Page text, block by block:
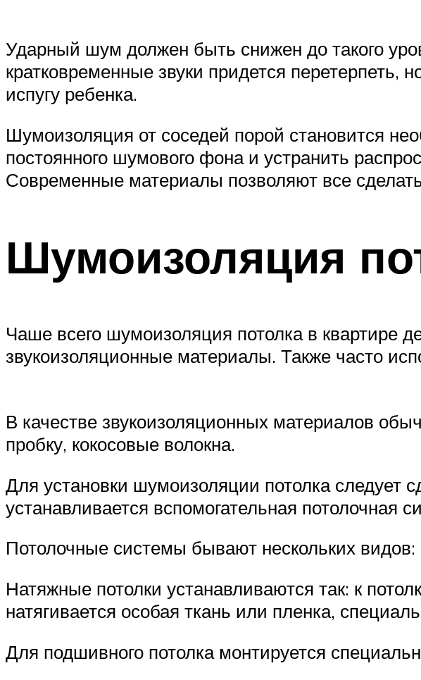
Ударный шум должен быть снижен до такого
кратковременные звуки придется
испугу ребенка.
Шумоизоляция от соседей порой становится
постоянного шумового фона и устранить
Современные материалы позволяют все
Шумоизоляция
Чаше всего шумоизоляция потолка в квартире
звукоизоляционные материалы. Также часто
В качестве звукоизоляционных материалов
пробку, кокосовые волокна.
Для установки шумоизоляции потолка следует
устанавливается вспомогательная потолочная
Потолочные системы бывают нескольких
Натяжные потолки устанавливаются так: к
натягивается особая ткань или пленка,
Для подшивного потолка монтируется